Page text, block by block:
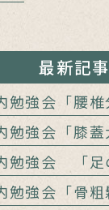
最新記事